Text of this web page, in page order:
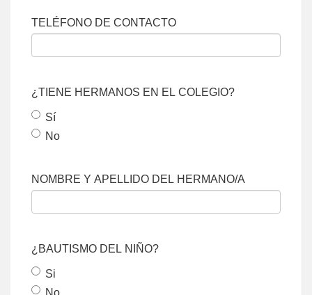
TELÉFONO DE CONTACTO
¿TIENE HERMANOS EN EL COLEGIO?
Sí
No
NOMBRE Y APELLIDO DEL HERMANO/A
¿BAUTISMO DEL NIÑO?
Si
No